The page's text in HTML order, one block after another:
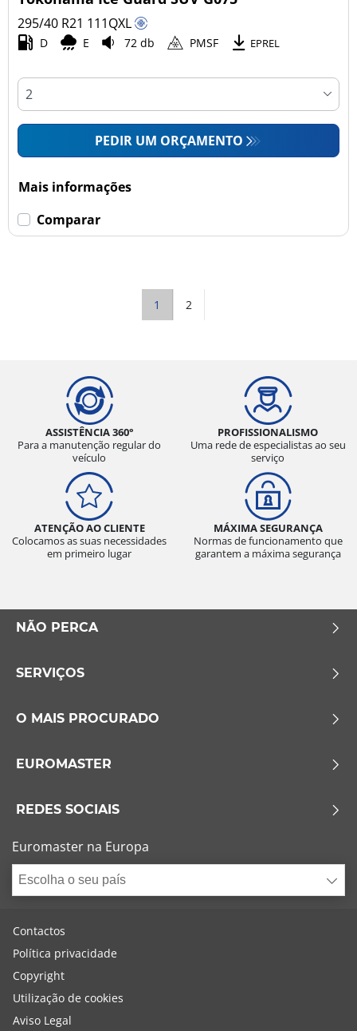
295/40 R21 111QXL
D E 72 db PMSF EPREL
PEDIR UM ORÇAMENTO
Mais informações
Comparar
1 2
ASSISTÊNCIA 360°
Para a manutenção regular do
veículo
PROFISSIONALISMO
Uma rede de especialistas ao seu
serviço
ATENÇÃO AO CLIENTE
Colocamos as suas necessidades
em primeiro lugar
MÁXIMA SEGURANÇA
Normas de funcionamento que
garantem a máxima segurança
NÃO PERCA
SERVIÇOS
O MAIS PROCURADO
EUROMASTER
REDES SOCIAIS
Euromaster na Europa
Escolha o seu país
Contactos
Política privacidade
Copyright
Utilização de cookies
Aviso Legal